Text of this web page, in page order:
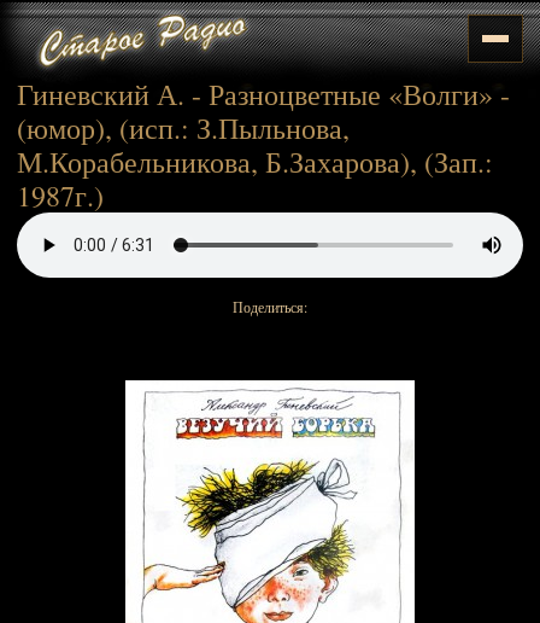
Гиневский А. - Разноцветные «Волги» -
(юмор), (исп.: З.Пыльнова,
М.Корабельникова, Б.Захарова), (Зап.:
1987г.)
Поделиться: